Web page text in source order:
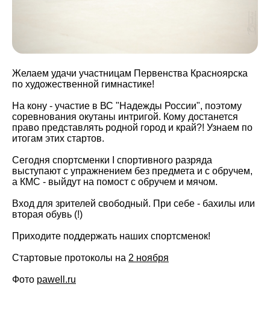
Желаем удачи участницам Первенства Красноярска
по художественной гимнастике!
На кону - участие в ВС "Надежды России", поэтому
соревнования окутаны интригой. Кому достанется
право представлять родной город и край?! Узнаем по
итогам этих стартов.
Сегодня спортсменки I спортивного разряда
выступают с упражнением без предмета и с обручем,
а КМС - выйдут на помост с обручем и мячом.
Вход для зрителей свободный. При себе - бахилы или
вторая обувь (!)
Приходите поддержать наших спортсменок!
Стартовые протоколы на 2 ноября
Фото pawell.ru